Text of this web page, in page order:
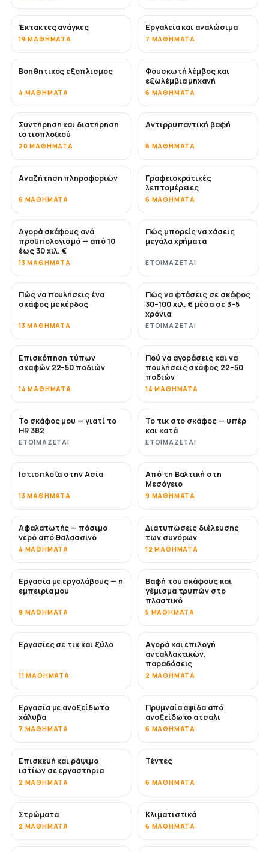
Έκτακτες ανάγκες
19 ΜΑΘΉΜΑΤΑ
Εργαλεία και αναλώσιμα
7 ΜΑΘΉΜΑΤΑ
Βοηθητικός εξοπλισμός
4 ΜΑΘΉΜΑΤΑ
Φουσκωτή λέμβος και
εξωλέμβια μηχανή
6 ΜΑΘΉΜΑΤΑ
Συντήρηση και διατήρηση
ιστιοπλοϊκού
20 ΜΑΘΉΜΑΤΑ
ΣΎΝΤΟΜΑ
Αντιρρυπαντική βαφή
6 ΜΑΘΉΜΑΤΑ
Αναζήτηση πληροφοριών
6 ΜΑΘΉΜΑΤΑ
Γραφειοκρατικές
λεπτομέρειες
6 ΜΑΘΉΜΑΤΑ
ΣΎΝΤΟΜΑ
Αγορά σκάφους ανά
προϋπολογισμό — από 10
έως 30 χιλ. €
13 ΜΑΘΉΜΑΤΑ
ΣΎΝΤΟΜΑ
Πώς μπορείς να χάσεις
μεγάλα χρήματα
ΕΤΟΙΜΆΖΕΤΑΙ
ΝΈΟ
Πώς να πουλήσεις ένα
σκάφος με κέρδος
13 ΜΑΘΉΜΑΤΑ
ΝΈΟ
Πώς να φτάσεις σε σκάφος
30–100 χιλ. € μέσα σε 3–5
χρόνια
ΕΤΟΙΜΆΖΕΤΑΙ
ΣΎΝΤΟΜΑ
Επισκόπηση τύπων
σκαφών 22–50 ποδιών
14 ΜΑΘΉΜΑΤΑ
ΣΎΝΤΟΜΑ
Πού να αγοράσεις και να
πουλήσεις σκάφος 22–50
ποδιών
14 ΜΑΘΉΜΑΤΑ
ΣΎΝΤΟΜΑ
Το σκάφος μου — γιατί το
HR 382
ΕΤΟΙΜΆΖΕΤΑΙ
ΣΎΝΤΟΜΑ
Το τικ στο σκάφος — υπέρ
και κατά
ΕΤΟΙΜΆΖΕΤΑΙ
ΣΎΝΤΟΜΑ
Ιστιοπλοΐα στην Ασία
13 ΜΑΘΉΜΑΤΑ
ΣΎΝΤΟΜΑ
Από τη Βαλτική στη
Μεσόγειο
9 ΜΑΘΉΜΑΤΑ
ΣΎΝΤΟΜΑ
Αφαλατωτής — πόσιμο
νερό από θαλασσινό
4 ΜΑΘΉΜΑΤΑ
Διατυπώσεις διέλευσης
των συνόρων
12 ΜΑΘΉΜΑΤΑ
ΣΎΝΤΟΜΑ
Εργασία με εργολάβους — η
εμπειρία μου
9 ΜΑΘΉΜΑΤΑ
ΣΎΝΤΟΜΑ
Βαφή του σκάφους και
γέμισμα τρυπών στο
πλαστικό
5 ΜΑΘΉΜΑΤΑ
Εργασίες σε τικ και ξύλο
11 ΜΑΘΉΜΑΤΑ
ΣΎΝΤΟΜΑ
Αγορά και επιλογή
ανταλλακτικών,
παραδόσεις
2 ΜΑΘΉΜΑΤΑ
ΣΎΝΤΟΜΑ
Εργασία με ανοξείδωτο
χάλυβα
7 ΜΑΘΉΜΑΤΑ
Πρυμναία αψίδα από
ανοξείδωτο ατσάλι
6 ΜΑΘΉΜΑΤΑ
ΣΎΝΤΟΜΑ
Επισκευή και ράψιμο
ιστίων σε εργαστήρια
2 ΜΑΘΉΜΑΤΑ
Τέντες
6 ΜΑΘΉΜΑΤΑ
Στρώματα
2 ΜΑΘΉΜΑΤΑ
ΣΎΝΤΟΜΑ
Κλιματιστικά
6 ΜΑΘΉΜΑΤΑ